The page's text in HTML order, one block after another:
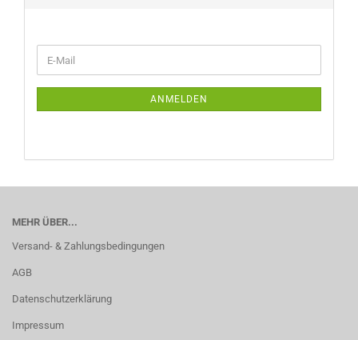
ZUR
E-
Mail
ANMELDEN
MEHR ÜBER...
Versand- & Zahlungsbedingungen
AGB
Datenschutzerklärung
Impressum